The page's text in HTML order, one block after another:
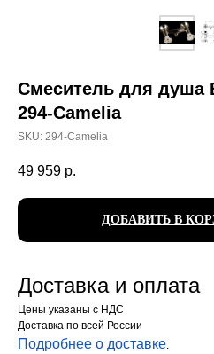
Смеситель для душа
294-Camelia
SKU: 294-Camelia
49 959 р.
ДОБАВИТЬ В
Доставка и оплата
Цены указаны с НДС
Доставка по всей России
Подробнее о доставке.